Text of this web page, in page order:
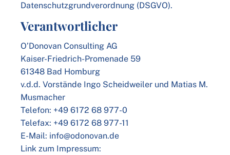
Datenschutzgrundverordnung (DSGVO).
Verantwortlicher
O’Donovan Consulting AG
Kaiser-Friedrich-Promenade 59
61348 Bad Homburg
v.d.d. Vorstände Ingo Scheidweiler und Matias M.
Musmacher
Telefon: +49 6172 68 977-0
Telefax: +49 6172 68 977-11
E-Mail: info@odonovan.de
Link zum Impressum: